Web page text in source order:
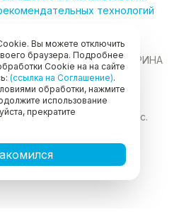
технологий
КОЛОМАСОВА ИРИНА
ОГРНИП
Иглинский район, с.
ул. Мустая Карима, д.6
Вы можете отключить
браузера. Подробнее
Cookie на на сайте
(ссылка на Соглашение).
обработки, нажмите
использование
прекратите